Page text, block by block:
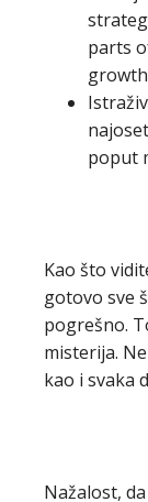
parts
poput
Kao što
gotovo sve
pogrešno.
misterija.
kao i svaka
Nažalost,